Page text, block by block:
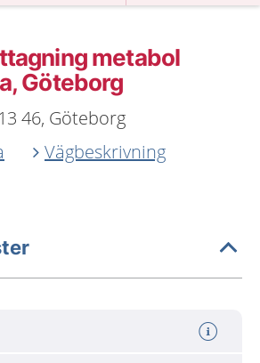
metabol
Göteborg
46, Göteborg
Vägbeskrivning